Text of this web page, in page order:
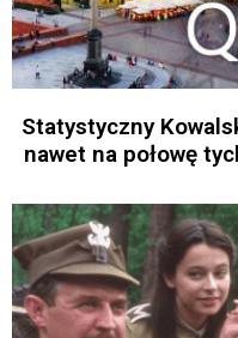
Statystyczny
nawet na połowę